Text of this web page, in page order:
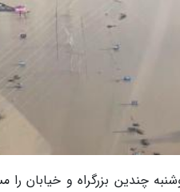
چندین بزرگراه و